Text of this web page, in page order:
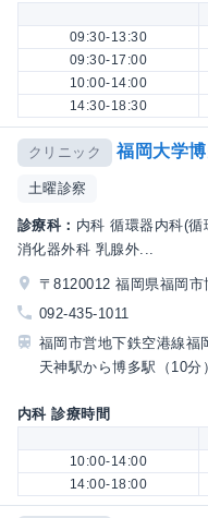
09:30-13:30
09:30-17:00
10:00-14:00
14:30-18:30
クリニック 福岡大学
土曜診察
診療科： 内科 循環器内科(
消化器外科 乳腺外...
〒8120012 福岡県福岡
092-435-1011
福岡市営地下鉄空港線福
天神駅から博多駅（10分
内科 診療時間
10:00-14:00
14:00-18:00